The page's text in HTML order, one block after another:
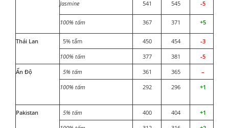
Jasmine 541 545 -5
100% tấm 367 371 +5
Thái Lan 5% tấm 450 454
-3
100% tấm
377 381
-5
Ấn Độ
5% tấm 361 365
–
100% tấm
292 296 +1
Pakistan 5% tấm 400 404
+1